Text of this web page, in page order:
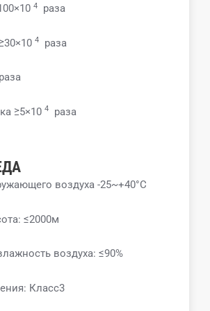
4 раза
4 раза
раза
≥5×10 4 раза
воздуха -25~+40°C
≤2000м
воздуха: ≤90%
Класс3